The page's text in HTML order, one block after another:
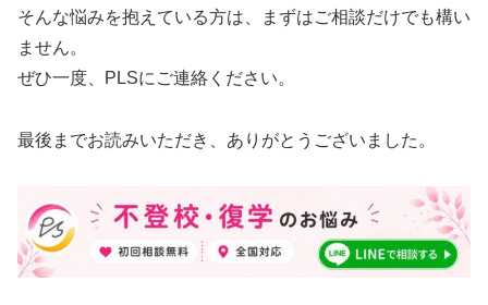
そんな悩みを抱えている方は、まずはご相談だけでも構い
ません。
ぜひ一度、PLSにご連絡ください。
最後までお読みいただき、ありがとうございました。